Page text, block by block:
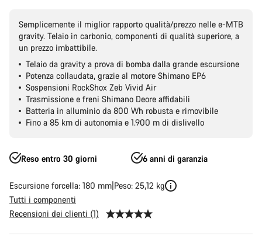
Semplicemente il miglior rapporto qualità/prezzo nelle e-MTB
gravity. Telaio in carbonio, componenti di qualità superiore, a
un prezzo imbattibile.
Telaio da gravity a prova di bomba dalla grande escursione
Potenza collaudata, grazie al motore Shimano EP6
Sospensioni RockShox Zeb Vivid Air
Trasmissione e freni Shimano Deore affidabili
Batteria in alluminio da 800 Wh robusta e rimovibile
Fino a 85 km di autonomia e 1.900 m di dislivello
Reso entro 30 giorni 6 anni di garanzia
Escursione forcella: 180 mm Peso: 25,12 kg
Tutti i componenti
Recensioni dei clienti (1)